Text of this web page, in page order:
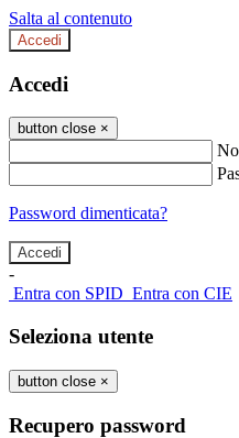
Salta al contenuto
Accedi
Accedi
button close ×
Password dimenticata?
-
Entra con SPID Entra con CIE
Seleziona utente
button close ×
Recupero password